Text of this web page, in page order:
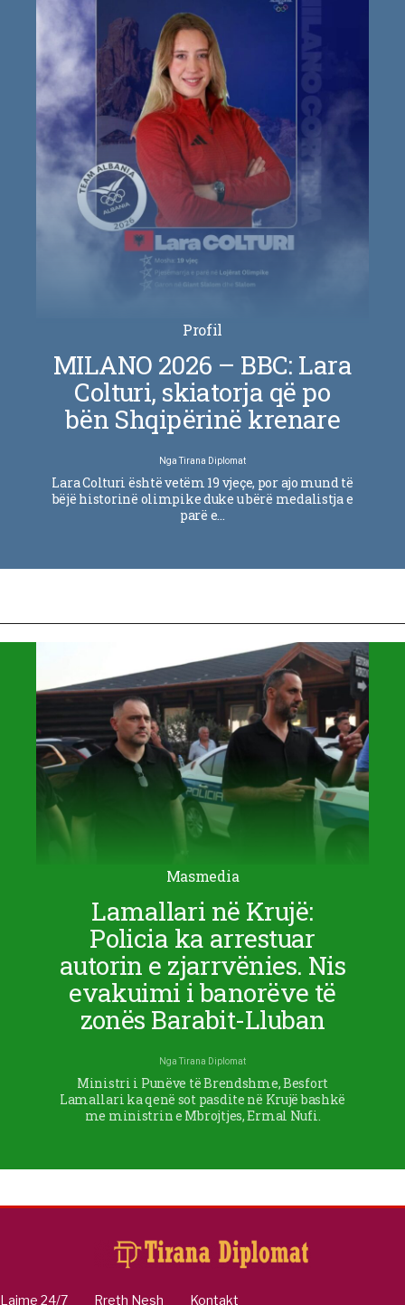
Profil
MILANO 2026 – BBC: Lara
Colturi, skiatorja që po
bën Shqipërinë krenare
Nga Tirana Diplomat
Lara Colturi është vetëm 19 vjeçe, por ajo mund të
bëjë historinë olimpike duke u bërë medalistja e
parë e…
Masmedia
Lamallari në Krujë:
Policia ka arrestuar
autorin e zjarrvënies. Nis
evakuimi i banorëve të
zonës Barabit-Lluban
NgaTirana Diplomat
Ministri i Punëve të Brendshme, Besfort
Lamallari ka qenë sot pasdite në Krujë bashkë
me ministrin e Mbrojtjes, Ermal Nufi.
Lajme 24/7 Rreth Nesh Kontakt